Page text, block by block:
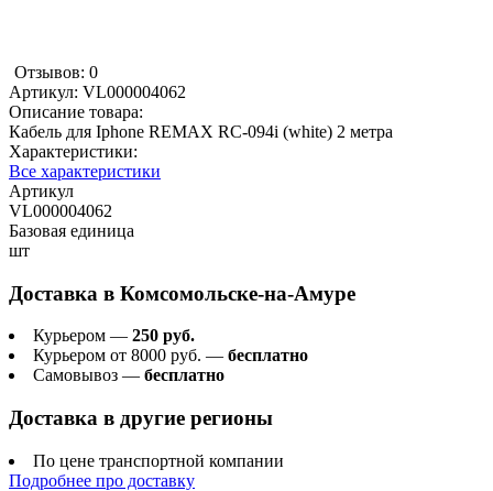
Отзывов: 0
Артикул: VL000004062
Описание товара:
Кабель для Iphone REMAX RC-094i (white) 2 метра
Характеристики:
Все характеристики
Артикул
VL000004062
Базовая единица
шт
Доставка в Комсомольске-на-Амуре
Курьером — 250 руб.
Курьером от 8000 руб. — бесплатно
Самовывоз — бесплатно
Доставка в другие регионы
По цене транспортной компании
Подробнее про доставку